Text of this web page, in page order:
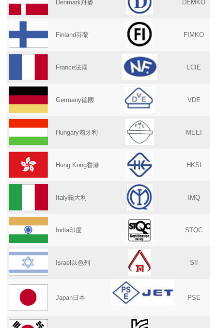
Denmark丹麥 DEMKO
Finland芬蘭 FIMKO
France法國 LCIE
Germany德國 VDE
Hungary匈牙利 MEEI
Hong Kong香港 HKSI
Italy義大利 IMQ
India印度 STQC
Israel以色列 SII
Japan日本 PSE